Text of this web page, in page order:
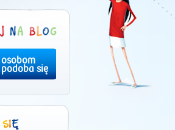
osobom
podoba się